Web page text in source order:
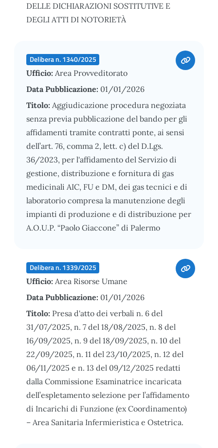
DELLE DICHIARAZIONI SOSTITUTIVE E
DEGLI ATTI DI NOTORIETÀ
Delibera n. 1340/2025
Ufficio: Area Provveditorato
Data Pubblicazione: 01/01/2026
Titolo: Aggiudicazione procedura negoziata
senza previa pubblicazione del bando per gli
affidamenti tramite contratti ponte, ai sensi
dell’art. 76, comma 2, lett. c) del D.Lgs.
36/2023, per l'affidamento del Servizio di
gestione, distribuzione e fornitura di gas
medicinali AIC, FU e DM, dei gas tecnici e di
laboratorio compresa la manutenzione degli
impianti di produzione e di distribuzione per
A.O.U.P. “Paolo Giaccone” di Palermo
Delibera n. 1339/2025
Ufficio: Area Risorse Umane
Data Pubblicazione: 01/01/2026
Titolo: Presa d'atto dei verbali n. 6 del
31/07/2025, n. 7 del 18/08/2025, n. 8 del
16/09/2025, n. 9 del 18/09/2025, n. 10 del
22/09/2025, n. 11 del 23/10/2025, n. 12 del
06/11/2025 e n. 13 del 09/12/2025 redatti
dalla Commissione Esaminatrice incaricata
dell’espletamento selezione per l’affidamento
di Incarichi di Funzione (ex Coordinamento)
– Area Sanitaria Infermieristica e Ostetrica.